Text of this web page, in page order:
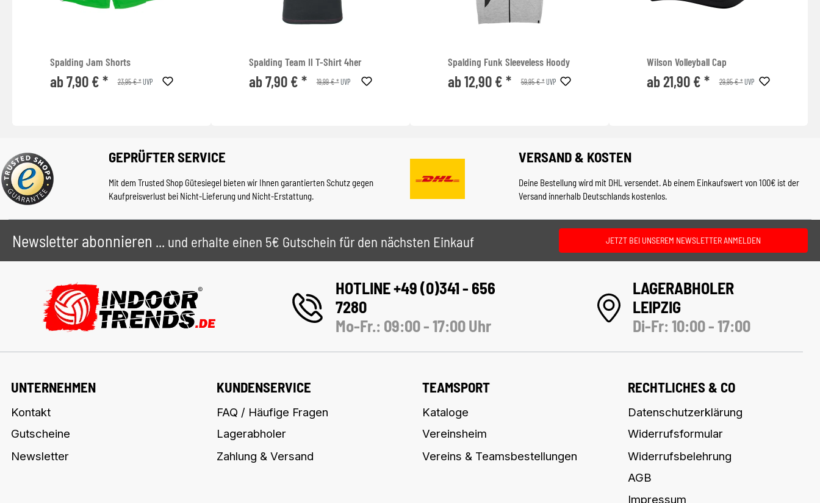
Spalding Jam Shorts
ab 7,90 € * 23,95 € *UVP
Spalding Team II T-Shirt 4her
ab 7,90 € * 19,99 € *UVP
Spalding Funk Sleeveless Hoody
ab 12,90 € * 59,95 € *UVP
Wilson Volleyball Cap
ab 21,90 € * 29,95 € *UVP
GEPRÜFTER SERVICE
Mit dem Trusted Shop Gütesiegel bieten wir Ihnen garantierten Schutz gegen
Kaufpreisverlust bei Nicht-Lieferung und Nicht-Erstattung.
VERSAND & KOSTEN
Deine Bestellung wird mit DHL versendet. Ab einem Einkaufswert von 100€ ist der
Versand innerhalb Deutschlands kostenlos.
Newsletter abonnieren ... und erhalte einen 5€ Gutschein für den nächsten Einkauf JETZT BEI UNSEREM NEWSLETTER ANMELDEN
HOTLINE +49 (0)341 - 656
7280
Mo-Fr.: 09:00 - 17:00 Uhr
LAGERABHOLER
LEIPZIG
Di-Fr: 10:00 - 17:00
UNTERNEHMEN
Kontakt
Gutscheine
Newsletter
KUNDENSERVICE
FAQ / Häufige Fragen
Lagerabholer
Zahlung & Versand
TEAMSPORT
Kataloge
Vereinsheim
Vereins & Teamsbestellungen
RECHTLICHES & CO
Datenschutzerklärung
Widerrufsformular
Widerrufsbelehrung
AGB
Impressum